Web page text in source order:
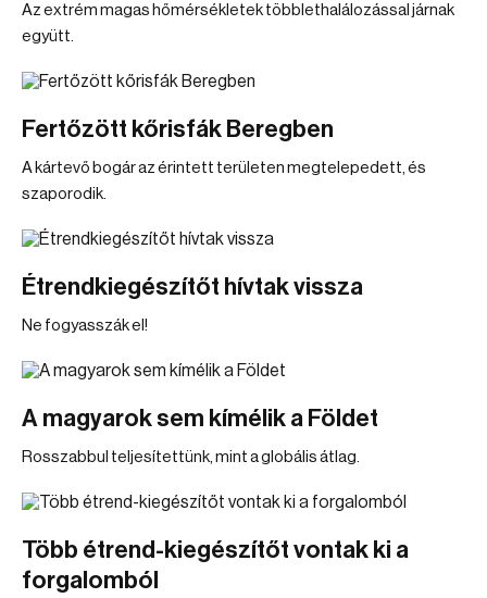
Az extrém magas hőmérsékletek többlethalálozással járnak
együtt.
Fertőzött kőrisfák Beregben
A kártevő bogár az érintett területen megtelepedett, és
szaporodik.
Étrendkiegészítőt hívtak vissza
Ne fogyasszák el!
A magyarok sem kímélik a Földet
Rosszabbul teljesítettünk, mint a globális átlag.
Több étrend-kiegészítőt vontak ki a
forgalomból